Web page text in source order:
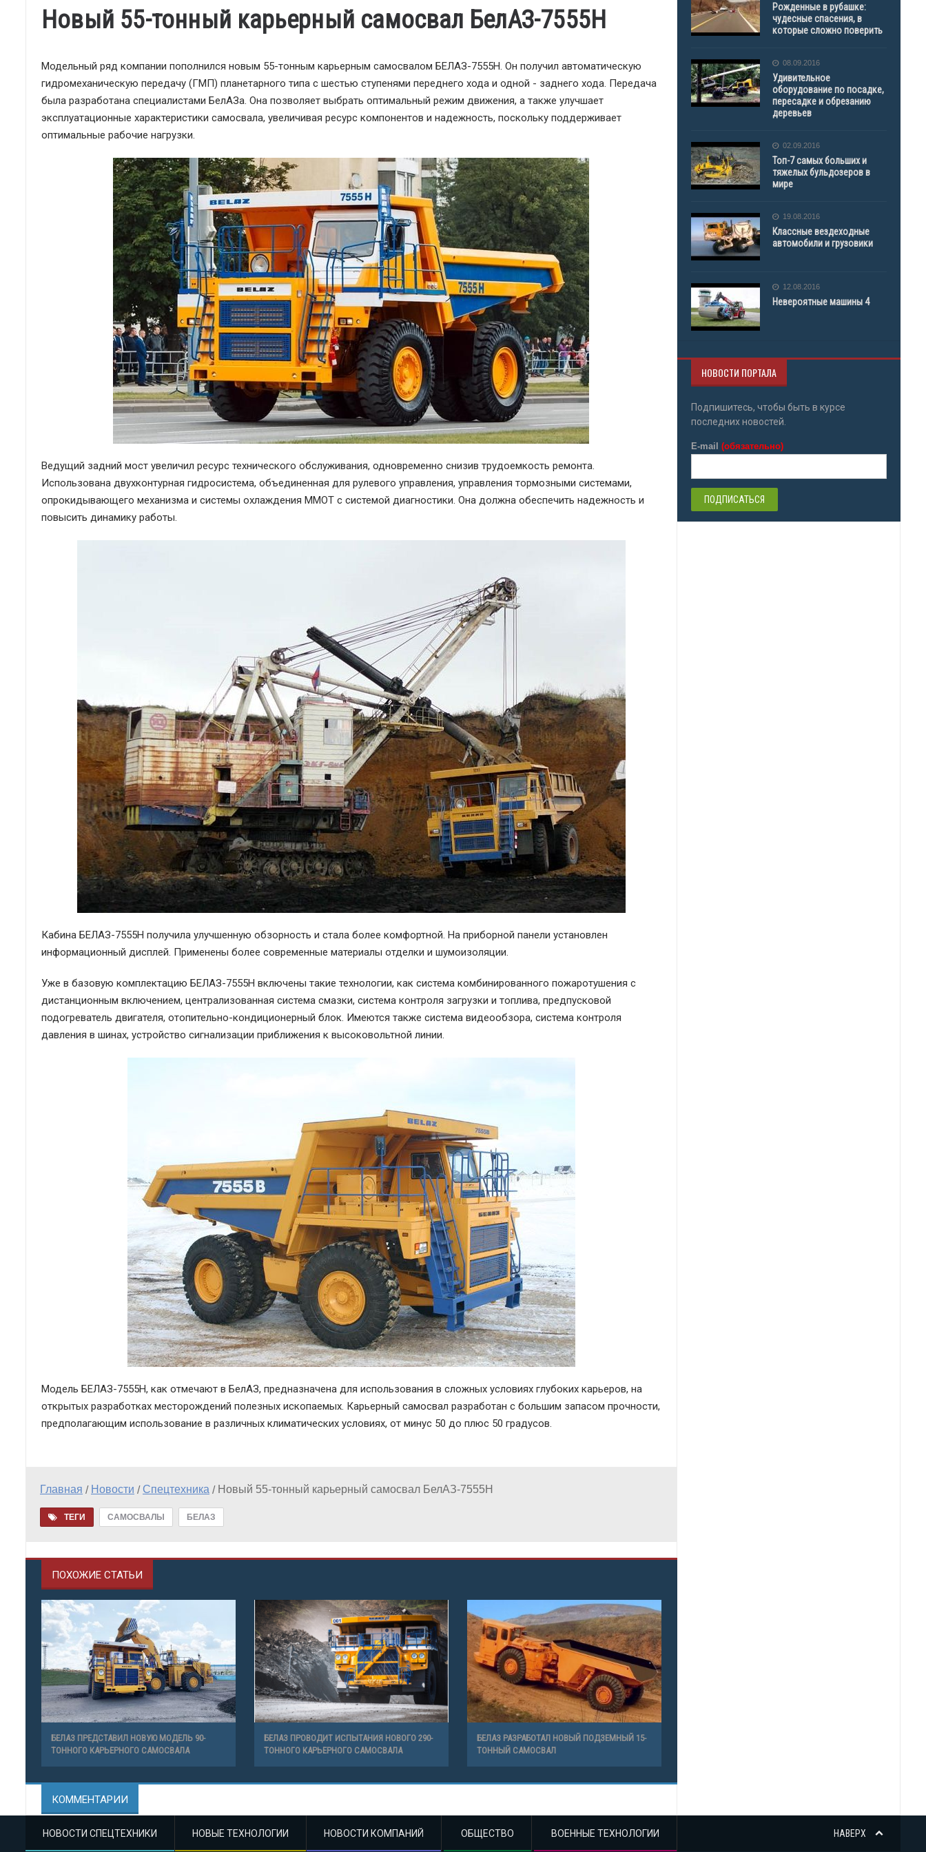
Новый 55-тонный карьерный самосвал БелАЗ-7555Н
Модельный ряд компании пополнился новым 55-тонным карьерным самосвалом БЕЛАЗ-7555H. Он получил автоматическую
гидромеханическую передачу (ГМП) планетарного типа с шестью ступенями переднего хода и одной - заднего хода. Передача
была разработана специалистами БелАЗа. Она позволяет выбрать оптимальный режим движения, а также улучшает
эксплуатационные характеристики самосвала, увеличивая ресурс компонентов и надежность, поскольку поддерживает
оптимальные рабочие нагрузки.
Ведущий задний мост увеличил ресурс технического обслуживания, одновременно снизив трудоемкость ремонта.
Использована двухконтурная гидросистема, объединенная для рулевого управления, управления тормозными системами,
опрокидывающего механизма и системы охлаждения ММОТ с системой диагностики. Она должна обеспечить надежность и
повысить динамику работы.
Кабина БЕЛАЗ-7555H получила улучшенную обзорность и стала более комфортной. На приборной панели установлен
информационный дисплей. Применены более современные материалы отделки и шумоизоляции.
Уже в базовую комплектацию БЕЛАЗ-7555H включены такие технологии, как система комбинированного пожаротушения с
дистанционным включением, централизованная система смазки, система контроля загрузки и топлива, предпусковой
подогреватель двигателя, отопительно-кондиционерный блок. Имеются также система видеообзора, система контроля
давления в шинах, устройство сигнализации приближения к высоковольтной линии.
Модель БЕЛАЗ-7555H, как отмечают в БелАЗ, предназначена для использования в сложных условиях глубоких карьеров, на
открытых разработках месторождений полезных ископаемых. Карьерный самосвал разработан с большим запасом прочности,
предполагающим использование в различных климатических условиях, от минус 50 до плюс 50 градусов.
Главная / Новости / Спецтехника / Новый 55-тонный карьерный самосвал БелАЗ-7555Н
ТЕГИ САМОСВАЛЫ БЕЛАЗ
ПОХОЖИЕ СТАТЬИ
БЕЛАЗ ПРЕДСТАВИЛ НОВУЮ МОДЕЛЬ 90-
ТОННОГО КАРЬЕРНОГО САМОСВАЛА
БЕЛАЗ ПРОВОДИТ ИСПЫТАНИЯ НОВОГО 290-
ТОННОГО КАРЬЕРНОГО САМОСВАЛА
БЕЛАЗ РАЗРАБОТАЛ НОВЫЙ ПОДЗЕМНЫЙ 15-
ТОННЫЙ САМОСВАЛ
КОММЕНТАРИИ
Рожденные в рубашке:
чудесные спасения, в
которые сложно поверить
08.09.2016
Удивительное
оборудование по посадке,
пересадке и обрезанию
деревьев
02.09.2016
Топ-7 самых больших и
тяжелых бульдозеров в
мире
19.08.2016
Классные вездеходные
автомобили и грузовики
12.08.2016
Невероятные машины 4
НОВОСТИ ПОРТАЛА
Подпишитесь, чтобы быть в курсе
последних новостей.
E-mail (обязательно)
НАВЕРХ
НОВОСТИ СПЕЦТЕХНИКИ НОВЫЕ ТЕХНОЛОГИИ НОВОСТИ КОМПАНИЙ ОБЩЕСТВО ВОЕННЫЕ ТЕХНОЛОГИИ